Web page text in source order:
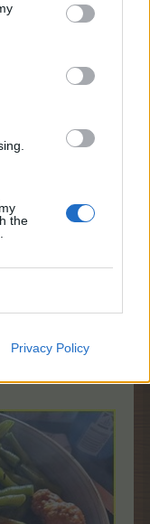
the
Privacy Policy
hat
uns eine Frau
Verletze
und bedeckt